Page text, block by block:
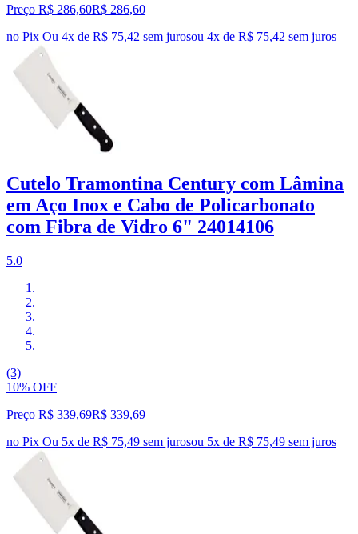
Preço R$ 286,60R$ 286,60
no Pix Ou 4x de R$ 75,42 sem jurosou 4x de R$ 75,42 sem juros
Cutelo Tramontina Century com Lâmina
em Aço Inox e Cabo de Policarbonato
com Fibra de Vidro 6" 24014106
5.0
(3)
10% OFF
Preço R$ 339,69R$ 339,69
no Pix Ou 5x de R$ 75,49 sem jurosou 5x de R$ 75,49 sem juros